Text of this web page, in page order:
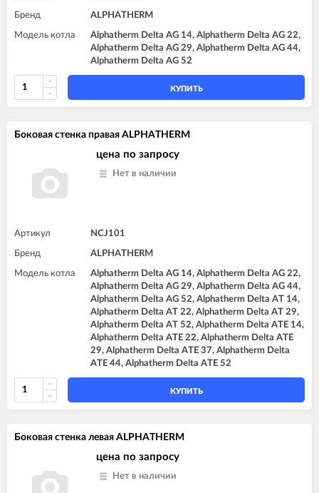
Бренд ALPHATHERM
Модель котла
Alphatherm Delta AG 14, Alphatherm Delta AG 22,
Alphatherm Delta AG 29, Alphatherm Delta AG 44,
Alphatherm Delta AG 52
КУПИТЬ
Боковая стенка правая ALPHATHERM
цена по запросу
Нет в наличии
Артикул NCJ101
Бренд ALPHATHERM
Модель котла
Alphatherm Delta AG 14, Alphatherm Delta AG 22,
Alphatherm Delta AG 29, Alphatherm Delta AG 44,
Alphatherm Delta AG 52, Alphatherm Delta AT 14,
Alphatherm Delta AT 22, Alphatherm Delta AT 29,
Alphatherm Delta AT 52, Alphatherm Delta ATE 14,
Alphatherm Delta ATE 22, Alphatherm Delta ATE
29, Alphatherm Delta ATE 37, Alphatherm Delta
ATE 44, Alphatherm Delta ATE 52
КУПИТЬ
Боковая стенка левая ALPHATHERM
цена по запросу
Нет в наличии